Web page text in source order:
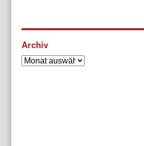
Archiv